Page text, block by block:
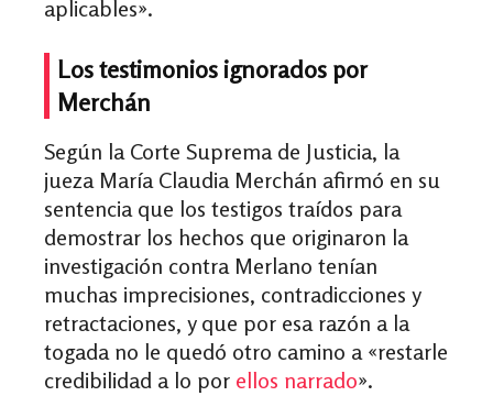
aplicables».
Los testimonios ignorados por
Merchán
Según la Corte Suprema de Justicia, la
jueza María Claudia Merchán afirmó en su
sentencia que los testigos traídos para
demostrar los hechos que originaron la
investigación contra Merlano tenían
muchas imprecisiones, contradicciones y
retractaciones, y que por esa razón a la
togada no le quedó otro camino a «restarle
credibilidad a lo por ellos narrado».